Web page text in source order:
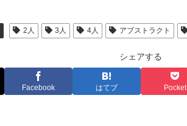
2人 3人 4人 アブストラクト
シェアする
Facebook はてブ Pocket